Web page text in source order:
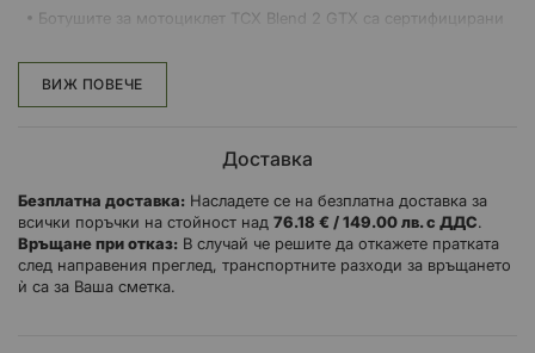
Ботушите за мотоциклет TCX Blend 2 GTX са сертифицирани
водоустойчива и дишаща мембрана Gore-Tex® и покритие с
винтидж ефект.
Те осигуряват най-високо ниво на безопасност чрез
Groundtrax®, която осигурява оптимална стабилност,
сцепление и устойчивост на износване.
Стелката OrthoLite® предлага перфектно омекотяване на
ходилото дори след многократна употреба и високи нива на
дишане, за максимален комфорт във всяка ситуация.
ВИЖ ПОВЕЧЕ
Доставка
Безплатна доставка: Насладете се на безплатна доставка за
всички поръчки на стойност над 76.18 € / 149.00 лв. с ДДС.
Връщане при отказ: В случай че решите да откажете пратката
след направения преглед, транспортните разходи за връщането
ѝ са за Ваша сметка.